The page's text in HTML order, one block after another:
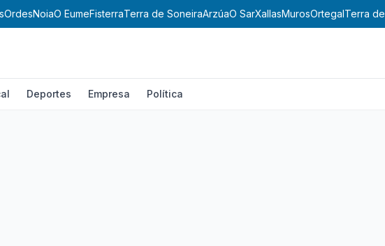
OrdesNoiaO EumeFisterraTerra de SoneiraArzúaO SarXallasMurosOrtegalTerra
Deportes Empresa Política